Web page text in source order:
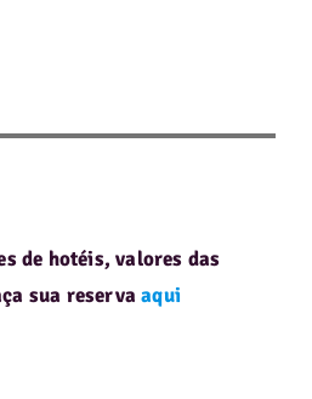
de hotéis, valores das
sua reservaaqui